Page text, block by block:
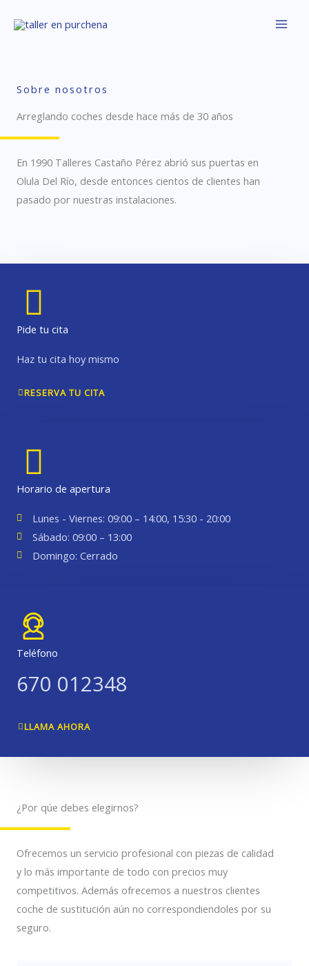
Sobre nosotros
Arreglando coches desde hace más de 30 años
En 1990 Talleres Castaño Pérez abrió sus puertas en
Olula Del Río, desde entonces cientos de clientes han
pasado por nuestras instalaciones.
Pide tu cita
Haz tu cita hoy mismo
RESERVA TU CITA
Horario de apertura
Lunes - Viernes: 09:00 – 14:00, 15:30 - 20:00
Sábado: 09:00 – 13:00
Domingo: Cerrado
Teléfono
670 012348
LLAMA AHORA
¿Por qúe debes elegirnos?
Ofrecemos un servicio profesional con piezas de calidad
y lo más importante de todo con precios muy
competitivos. Además ofrecemos a nuestros clientes
coche de sustitución aún no correspondiendoles por su
seguro.